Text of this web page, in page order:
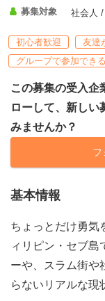
募集対象
社会人
初心者歓迎 友達
グループで参加できる
この募集の受入企
ローして、新しい
みませんか？
フ
基本情報
ちょっとだけ勇気
ィリピン・セブ島
ーや、スラム街や
らないリアルな現